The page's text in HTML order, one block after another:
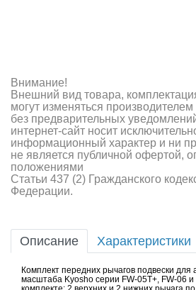
Аппаратура и электроника
Аккумуляторы и батарейки
Зарядные устройства и блоки питания
Двигатели
Инструмент,измерительные
Оптовая продажа запчастей для
Внимание!
Внешний вид товара,
могут изменяться производителем
без предварительных
интернет-сайт носит
информационный характер и ни
не является публичной офертой,
положениями
Статьи 437 (2) Гражданского
Федерации.
Описание Характеристики
Комплект передних рычагов подвески для
масштаба Kyosho серии FW-05T+, FW-06